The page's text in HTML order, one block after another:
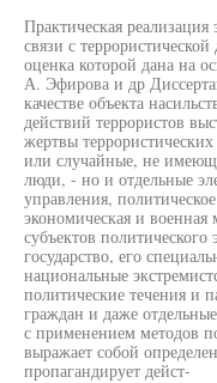
Практическая реализация
связи с
оценка которой дана на
А. Эфирова и др
качестве объекта
действий террористов
жертвы
или случайные, не
люди, - но и отдельные
управления,
экономическая и военная
субъектов
государство, его
национальные
политические течения и
граждан и даже
с применением методов
выражает собой
пропагандирует дейст-